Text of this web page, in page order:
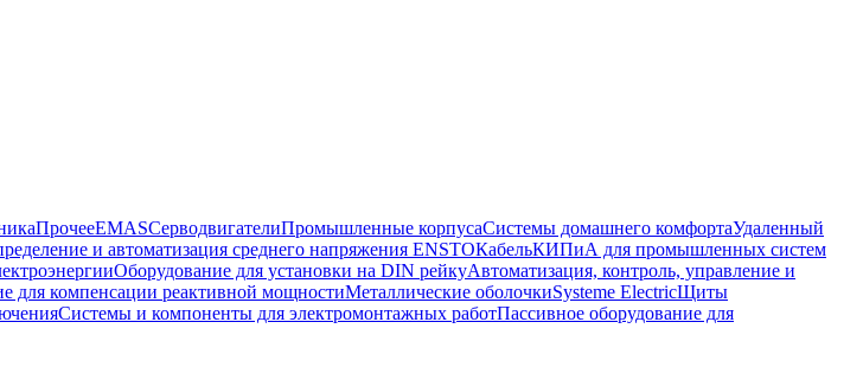
ПрочееEMASCерводвигателиПромышленные корпусаСистемы домашнего комфортаУдаленный
и автоматизация среднего напряжения ENSTOКабельКИПиА для промышленных систем
Оборудование для установки на DIN рейкуАвтоматизация, контроль, управление и
для компенсации реактивной мощностиМеталлические оболочкиSysteme ElectricЩиты
Системы и компоненты для электромонтажных работПассивное оборудование для